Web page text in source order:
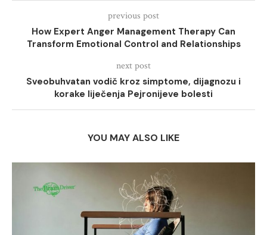
previous post
How Expert Anger Management Therapy Can
Transform Emotional Control and Relationships
next post
Sveobuhvatan vodič kroz simptome, dijagnozu i
korake liječenja Pejronijeve bolesti
YOU MAY ALSO LIKE